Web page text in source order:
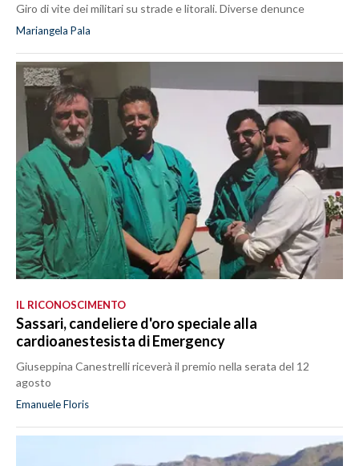
Giro di vite dei militari su strade e litorali. Diverse denunce
Mariangela Pala
IL RICONOSCIMENTO
Sassari, candeliere d'oro speciale alla
cardioanestesista di Emergency
Giuseppina Canestrelli riceverà il premio nella serata del 12
agosto
Emanuele Floris